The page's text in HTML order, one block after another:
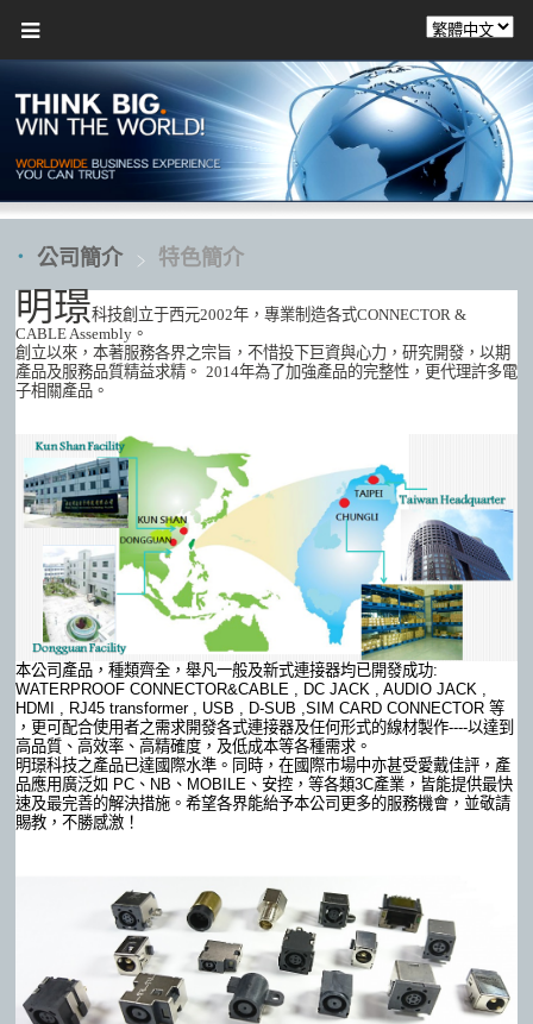
公司簡介 特色簡介
明璟科技創立于西元2002年，專業制造各式CONNECTOR &
CABLE Assembly。
創立以來，本著服務各界之宗旨，不惜投下巨資與心力，研究開發，以期
產品及服務品質精益求精。 2014年為了加強產品的完整性，更代理許多電
子相關產品。
本公司產品，種類齊全，舉凡一般及新式連接器均已開發成功:
WATERPROOF CONNECTOR&CABLE , DC JACK , AUDIO JACK ,
HDMI , RJ45 transformer , USB , D-SUB ,SIM CARD CONNECTOR 等
，更可配合使用者之需求開發各式連接器及任何形式的線材製作----以達到
高品質、高效率、高精確度，及低成本等各種需求。
明璟科技之產品已達國際水準。同時，在國際市場中亦甚受愛戴佳評，產
品應用廣泛如 PC、NB、MOBILE、安控，等各類3C產業，皆能提供最快
速及最完善的解決措施。希望各界能紿予本公司更多的服務機會，並敬請
賜教，不勝感激！